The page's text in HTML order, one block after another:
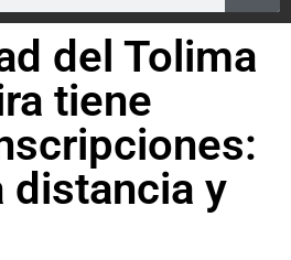
del Tolima
tiene
distancia y